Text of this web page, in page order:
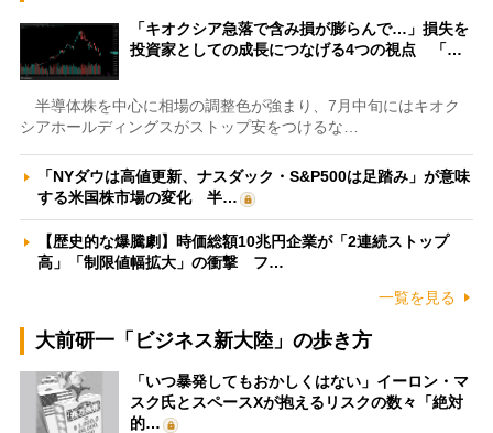
「キオクシア急落で含み損が膨らんで…」損失を
投資家としての成長につなげる4つの視点 「…
半導体株を中心に相場の調整色が強まり、7月中旬にはキオク
シアホールディングスがストップ安をつけるな…
「NYダウは高値更新、ナスダック・S&P500は足踏み」が意味
する米国株市場の変化 半…
【歴史的な爆騰劇】時価総額10兆円企業が「2連続ストップ
高」「制限値幅拡大」の衝撃 フ…
一覧を見る
大前研一「ビジネス新大陸」の歩き方
「いつ暴発してもおかしくはない」イーロン・マ
スク氏とスペースXが抱えるリスクの数々「絶対
的…